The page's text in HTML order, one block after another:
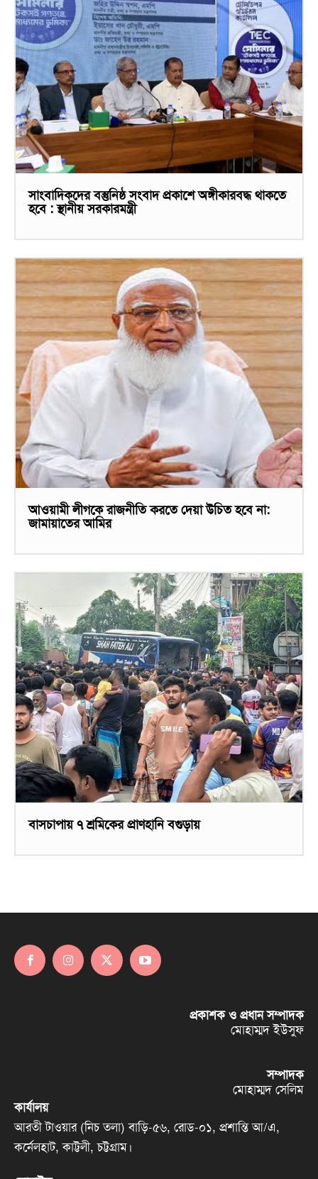
সাংবাদিকদের বস্তুনিষ্ঠ সংবাদ প্রকাশে অঙ্গীকারবদ্ধ থাকতে
হবে : স্থানীয় সরকারমন্ত্রী
আওয়ামী লীগকে রাজনীতি করতে দেয়া উচিত হবে না:
জামায়াতের আমির
বাসচাপায় ৭ শ্রমিকের প্রাণহানি বগুড়ায়
প্রকাশক ও প্রধান সম্পাদক
মোহাম্মদ ইউসুফ
সম্পাদক
মোহাম্মদ সেলিম
কার্যালয়
আরতী টাওয়ার (নিচ তলা) বাড়ি-৫৬, রোড-০১, প্রশান্তি আ/এ,
কর্নেলহাট, কাট্টলী, চট্টগ্রাম।